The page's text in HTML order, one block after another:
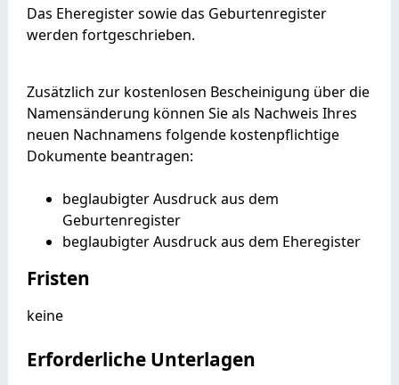
Das Eheregister sowie das Geburtenregister
werden fortgeschrieben.
Zusätzlich zur kostenlosen Bescheinigung über die
Namensänderung können Sie als Nachweis Ihres
neuen Nachnamens folgende kostenpflichtige
Dokumente beantragen:
beglaubigter Ausdruck aus dem
Geburtenregister
beglaubigter Ausdruck aus dem Eheregister
Fristen
keine
Erforderliche Unterlagen